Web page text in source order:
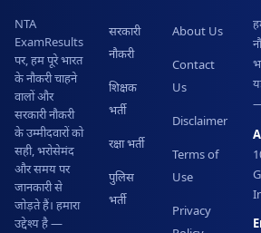
NTA
ExamResults
पर, हम पूरे भारत
के नौकरी चाहने
वालों और
सरकारी नौकरी
के उम्मीदवारों को
सही, भरोसेमंद
और समय पर
जानकारी से
जोड़ते हैं। हमारा
उद्देश्य है —
सरकारी
नौकरी
शिक्षक
भर्ती
रक्षा भर्ती
पुलिस
भर्ती
About Us
Contact
Us
Disclaimer
Terms of
Use
Privacy